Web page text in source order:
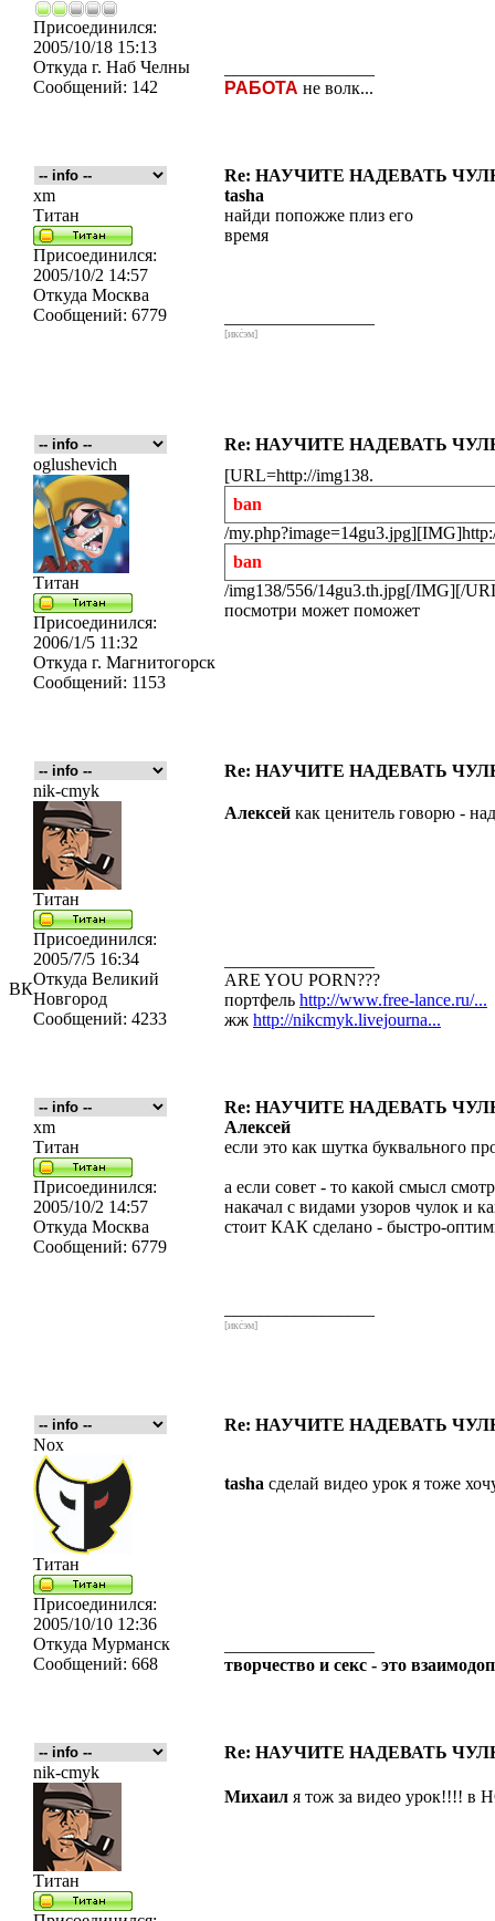
ВК
Присоединился:
2005/10/18 15:13
Откуда г. Наб Челны
Сообщений: 142
РАБОТА не волк...
Re: НАУЧИТЕ НАДЕВАТЬ
xm
Титан
Присоединился:
2005/10/2 14:57
Откуда Москва
Сообщений: 6779
tasha
найди попожже плиз его
время
[икс́эм]
Re: НАУЧИТЕ НАДЕВАТЬ
oglushevich
Титан
Присоединился:
2006/1/5 11:32
Откуда г. Магнитогорск
Сообщений: 1153
[URL=http://img138.
ban
/
ban
/img138/556/14gu3.th.jpg[/IMG][/
посмотри может поможет
Re: НАУЧИТЕ НАДЕВАТЬ
nik-cmyk
Титан
Присоединился:
2005/7/5 16:34
Откуда Великий
Новгород
Сообщений: 4233
Алексей как ценитель говорю -
ARE YOU PORN???
портфель http://www.free-lance.ru/...
жж http://nikcmyk.livejourna...
Re: НАУЧИТЕ НАДЕВАТЬ
xm
Титан
Присоединился:
2005/10/2 14:57
Откуда Москва
Сообщений: 6779
Алексей
если это как шутка буквального
а если совет - то какой смысл
накачал с видами узоров чулок и
стоит КАК сделано - быстро-
[икс́эм]
Re: НАУЧИТЕ НАДЕВАТЬ
Nox
Титан
Присоединился:
2005/10/10 12:36
Откуда Мурманск
Сообщений: 668
tasha сделай видео урок я тоже
творчество и секс - это
Re: НАУЧИТЕ НАДЕВАТЬ
nik-cmyk
Титан
Михаил я тож за видео урок!!!! в